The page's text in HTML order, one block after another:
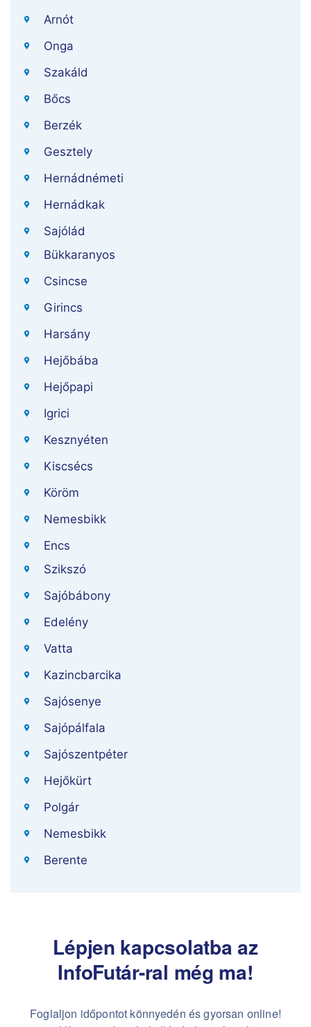
Arnót
Onga
Szakáld
Bőcs
Berzék
Gesztely
Hernádnémeti
Hernádkak
Sajólád
Bükkaranyos
Csincse
Girincs
Harsány
Hejőbába
Hejőpapi
Igrici
Kesznyéten
Kiscsécs
Köröm
Nemesbikk
Encs
Szikszó
Sajóbábony
Edelény
Vatta
Kazincbarcika
Sajósenye
Sajópálfala
Sajószentpéter
Hejőkürt
Polgár
Nemesbikk
Berente
Lépjen kapcsolatba az
InfoFutár-ral még ma!
Foglaljon időpontot könnyedén és gyorsan online!